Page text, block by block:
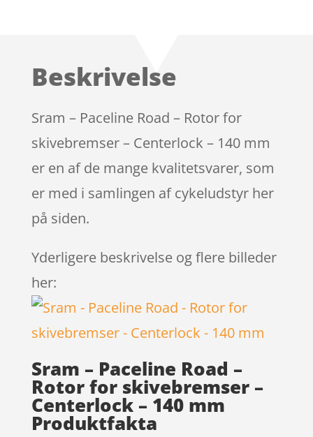
Beskrivelse
Sram – Paceline Road – Rotor for
skivebremser – Centerlock – 140 mm
er en af de mange kvalitetsvarer, som
er med i samlingen af cykeludstyr her
på siden.
Yderligere beskrivelse og flere billeder
her:
Sram – Paceline Road –
Rotor for skivebremser –
Centerlock – 140 mm
Produktfakta